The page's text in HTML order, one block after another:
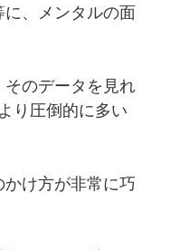
、メンタルの面
のデータを見れ
り圧倒的に多い
け方が非常に巧